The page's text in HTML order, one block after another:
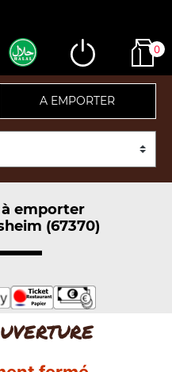
0
A EMPORTER
à emporter
(67370)